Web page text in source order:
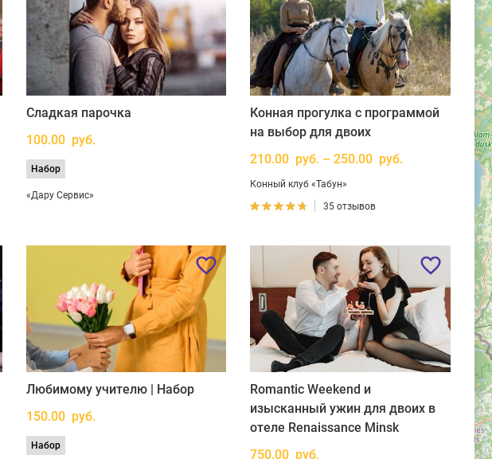
Сладкая парочка
100.00 руб.
Набор
«Дару Сервис»
Конная прогулка с программой
на выбор для двоих
210.00 руб. – 250.00 руб.
Конный клуб «Табун»
35 отзывов
Любимому учителю | Набор
150.00 руб.
Набор
Romantic Weekend и
изысканный ужин для двоих в
отеле Renaissance Minsk
750.00 руб.